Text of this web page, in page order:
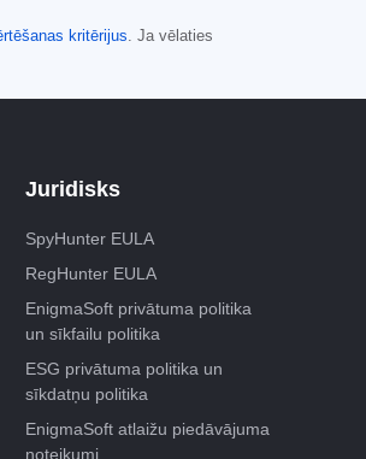
kritērijus . Ja vēlaties
Juridisks
SpyHunter EULA
RegHunter EULA
EnigmaSoft privātuma politika
un sīkfailu politika
ESG privātuma politika un
sīkdatņu politika
EnigmaSoft atlaižu piedāvājuma
noteikumi